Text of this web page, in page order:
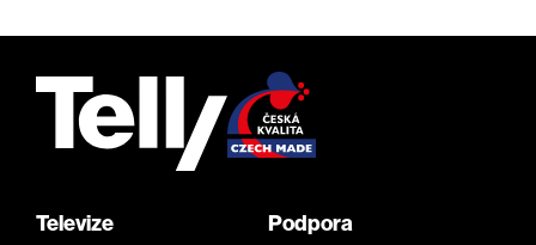
Televize Podpora